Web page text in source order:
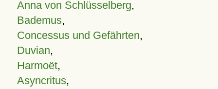
Anna von Schlüsselberg,
Bademus,
Concessus und Gefährten,
Duvian,
Harmoët,
Asyncritus,